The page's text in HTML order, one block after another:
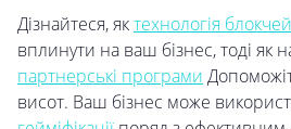
Дізнайтеся, яктехнологія
вплинути на ваш бізнес, тоді як
партнерські програми
висот. Ваш бізнес може